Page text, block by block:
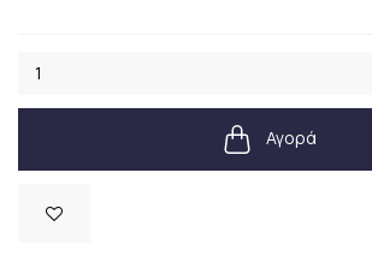
Αγορά